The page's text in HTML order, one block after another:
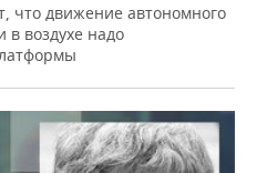
что движение автономного
в воздухе надо